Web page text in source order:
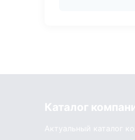
Каталог
Актуальный каталог